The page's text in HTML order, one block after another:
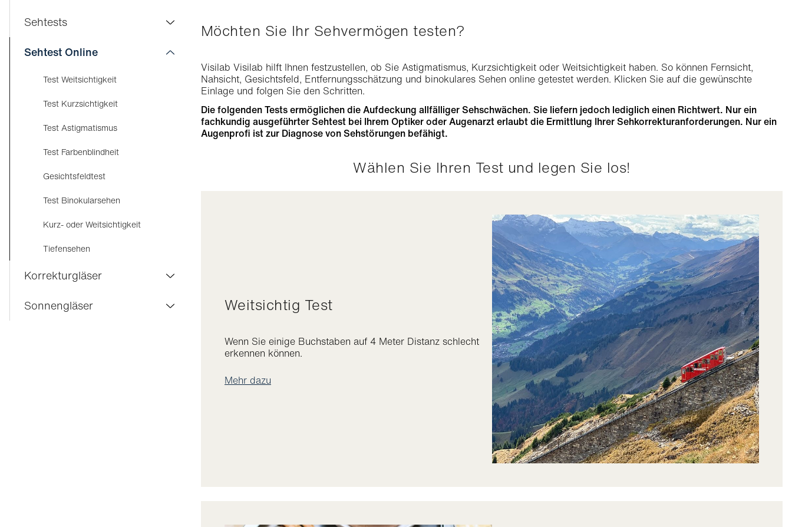
Presbyopie im Anfangsstadium
Presbyopie
Weitsichtigkeit
Bindehautentzündung
Sehtests
Visilab Care
Sehtest Online
Test Weitsichtigkeit
Test Kurzsichtigkeit
Test Astigmatismus
Test Farbenblindheit
Gesichtsfeldtest
Test Binokularsehen
Kurz- oder Weitsichtigkeit
Tiefensehen
Korrekturgläser
Gleitsichtgläser
Sonnengläser
Möchten Sie Ihr Sehvermögen testen?
Visilab Visilab hilft Ihnen festzustellen, ob Sie Astigmatismus, Kurzsichtigkeit oder Weitsichtigkeit haben. So können Fernsicht,
Nahsicht, Gesichtsfeld, Entfernungsschätzung und binokulares Sehen online getestet werden. Klicken Sie auf die gewünschte
Einlage und folgen Sie den Schritten.
Die folgenden Tests ermöglichen die Aufdeckung allfälliger Sehschwächen. Sie liefern jedoch lediglich einen Richtwert. Nur ein
fachkundig ausgeführter Sehtest bei Ihrem Optiker oder Augenarzt erlaubt die Ermittlung Ihrer Sehkorrekturanforderungen. Nur ein
Augenprofi ist zur Diagnose von Sehstörungen befähigt.
Wählen Sie Ihren Test und legen Sie los!
Weitsichtig Test
Wenn Sie einige Buchstaben auf 4 Meter Distanz schlecht
erkennen können.
Mehr dazu